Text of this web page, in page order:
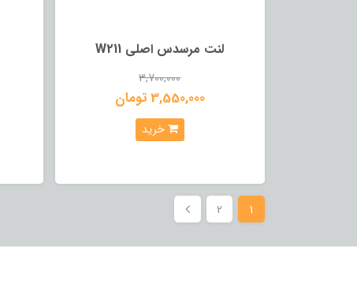
لنت مرسدس اصلی W211
3,700,000
3,550,000 تومان
خرید
1
2